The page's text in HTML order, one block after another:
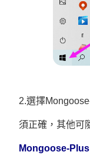
2.選擇
須正確，其他可
Mongoose-Plus